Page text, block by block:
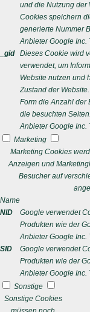
und die Nutzung der
Cookies speichern
generierte Nummer
Anbieter Google Inc.
_gid
Dieses Cookie wird
verwendet, um
Website nutzen und
Zustand der
Form die Anzahl der
die besuchten Seiten.
Anbieter Google Inc.
Marketing
Marketing Cookies
Anzeigen und
Besucher auf
Name
NID
Google verwendet
Produkten wie der
Anbieter Google Inc.
SID
Google verwendet
Produkten wie der
Anbieter Google Inc.
Sonstige
Sonstige Cookies